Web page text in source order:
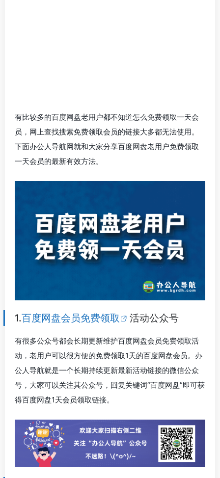
有比较多的百度网盘老用户都不知道怎么免费领取一天会
员，网上查找搜索免费领取会员的链接大多都无法使用。
下面办公人导航网就和大家分享百度网盘老用户免费领取
一天会员的最新有效方法。
1.百度网盘会员免费领取 活动公众号
有很多公众号都会长期更新维护百度网盘会员免费领取活
动，老用户可以很方便的免费领取1天的百度网盘会员。办
公人导航就是一个长期持续更新最新活动链接的微信公众
号，大家可以关注其公众号，回复关键词“百度网盘”即可获
得百度网盘1天会员领取链接。